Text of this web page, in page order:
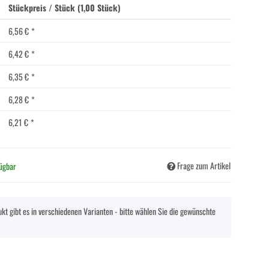
Stückpreis / Stück (1,00 Stück)
6,56 €*
6,42 €*
6,35 €*
6,28 €*
6,21 €*
Frage zum Artikel
gibt es in verschiedenen Varianten - bitte wählen Sie die gewünschte